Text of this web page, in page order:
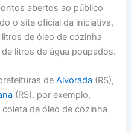
abertos ao público
o site oficial da iniciativa,
de óleo de cozinha
litros de água poupados.
deAlvorada (RS),
(RS), por exemplo,
de óleo de cozinha